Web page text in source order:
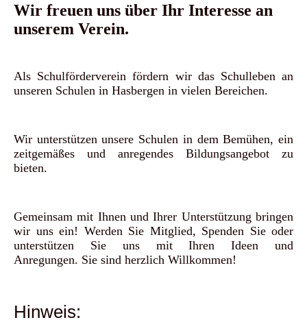
Wir freuen uns über Ihr Interesse an
unserem Verein.
Als Schulförderverein fördern wir das Schulleben an
unseren Schulen in Hasbergen in vielen Bereichen.
Wir unterstützen unsere Schulen in dem Bemühen, ein
zeitgemäßes und anregendes Bildungsangebot zu
bieten.
Gemeinsam mit Ihnen und Ihrer Unterstützung bringen
wir uns ein! Werden Sie Mitglied, Spenden Sie oder
unterstützen Sie uns mit Ihren Ideen und
Anregungen. Sie sind herzlich Willkommen!
Hinweis: